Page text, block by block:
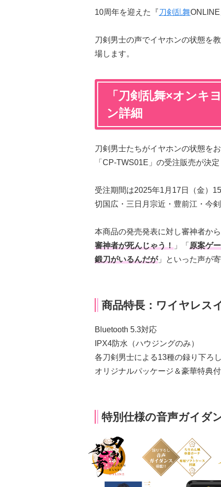
10周年を迎えた『刀剣乱舞
刀剣男士の声でイヤホンの状態を
場します。
「刀剣乱舞×オンキ
ン詳細
刀剣男士たちがイヤホンの状態を
「CP-TWS01E」の受注販売が決
受注期間は2025年1月17日（金）
切国広・三日月宗近・豊前江・今
本商品の発売発表に対し審神者か
審神者が死んじゃう！ 」「 原案ゲ
鍛刀がいるんだが」といった声が
商品特長：ワイヤレス
Bluetooth 5.3対応
IPX4防水（ハウジングのみ）
各刀剣男士による13種の録り下ろ
オリジナルパッケージ＆豪華特典
特別仕様の音声ガイダ